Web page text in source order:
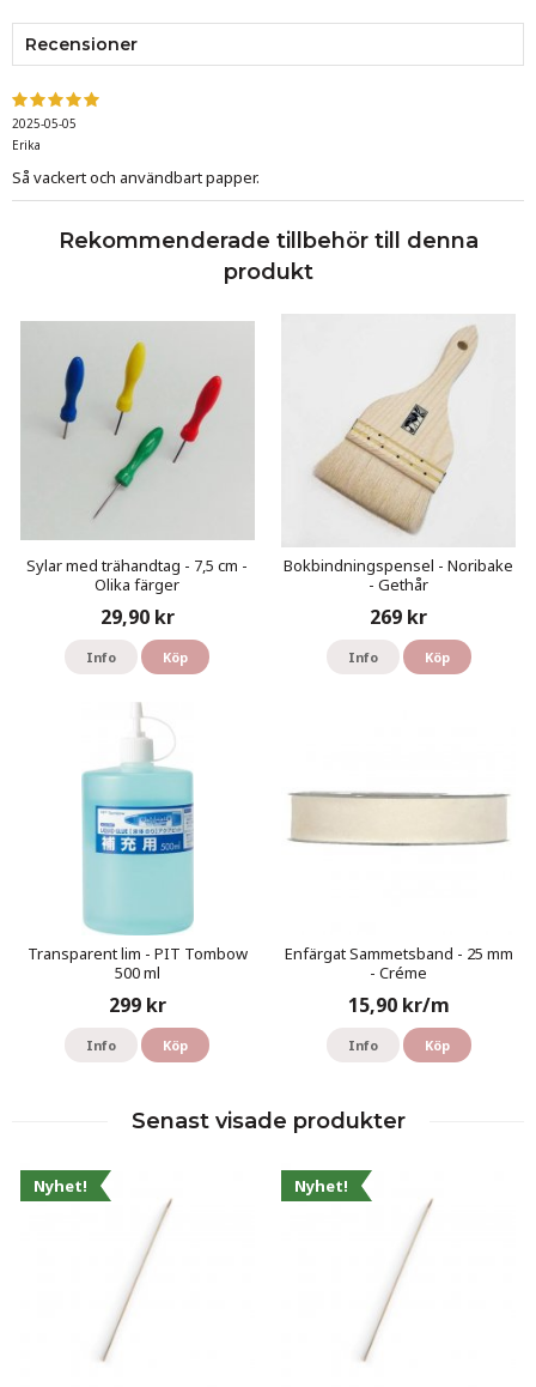
Recensioner
2025-05-05
Erika
Så vackert och användbart papper.
Rekommenderade tillbehör till denna
produkt
Sylar med trähandtag - 7,5 cm -
Olika färger
29,90 kr
Info Köp
Bokbindningspensel - Noribake
- Gethår
269 kr
Info Köp
Transparent lim - PIT Tombow
500 ml
299 kr
Info Köp
Enfärgat Sammetsband - 25 mm
- Créme
15,90 kr/m
Info Köp
Senast visade produkter
Nyhet! Nyhet!